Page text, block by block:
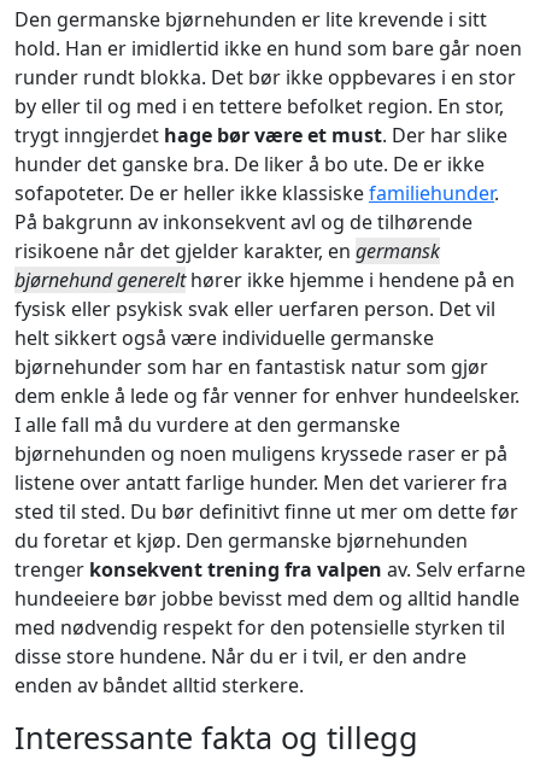
Den germanske bjørnehunden er lite krevende i sitt
hold. Han er imidlertid ikke en hund som bare går noen
runder rundt blokka. Det bør ikke oppbevares i en stor
by eller til og med i en tettere befolket region. En stor,
trygt inngjerdet hage bør være et must. Der har slike
hunder det ganske bra. De liker å bo ute. De er ikke
sofapoteter. De er heller ikke klassiskefamiliehunder.
På bakgrunn av inkonsekvent avl og de tilhørende
risikoene når det gjelder karakter, en germansk
bjørnehund generelthører ikke hjemme i hendene på en
fysisk eller psykisk svak eller uerfaren person. Det vil
helt sikkert også være individuelle germanske
bjørnehunder som har en fantastisk natur som gjør
dem enkle å lede og får venner for enhver hundeelsker.
I alle fall må du vurdere at den germanske
bjørnehunden og noen muligens kryssede raser er på
listene over antatt farlige hunder. Men det varierer fra
sted til sted. Du bør definitivt finne ut mer om dette før
du foretar et kjøp. Den germanske bjørnehunden
trenger konsekvent trening fra valpen av. Selv erfarne
hundeeiere bør jobbe bevisst med dem og alltid handle
med nødvendig respekt for den potensielle styrken til
disse store hundene. Når du er i tvil, er den andre
enden av båndet alltid sterkere.
Interessante fakta og tillegg